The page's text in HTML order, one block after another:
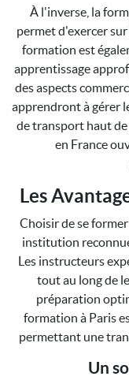
À l'inverse, la
permet d'exercer
formation est
apprentissage
des aspects
apprendront à gérer
de transport haut
en France
Les
Choisir de se
institution
Les instructeurs
tout au long de
préparation
formation à Paris
permettant une
Un